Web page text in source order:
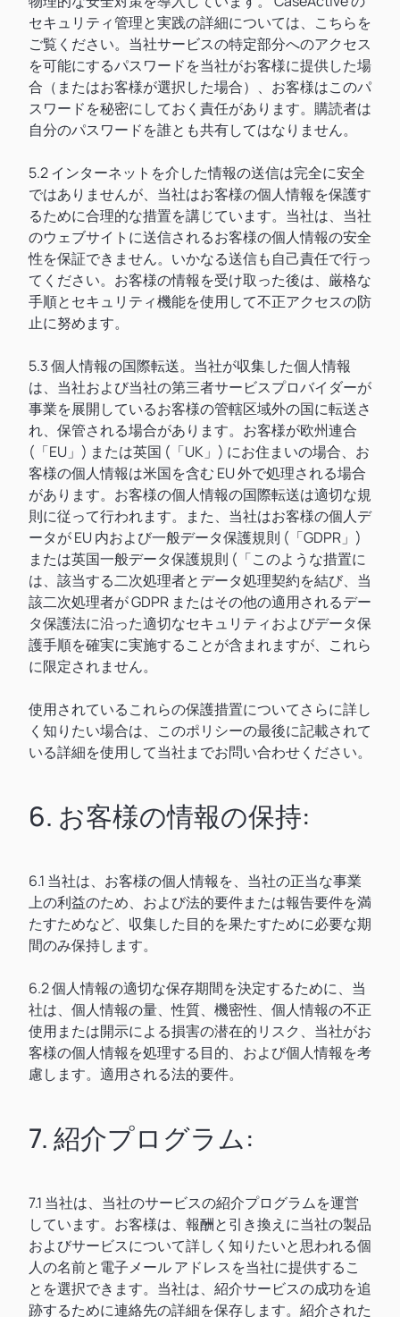
セキュリティ管理と実践の詳細については、こちらを
ご覧ください。当社サービスの特定部分へのアクセス
を可能にするパスワードを当社がお客様に提供した場
合（またはお客様が選択した場合）、お客様はこのパ
スワードを秘密にしておく責任があります。購読者は
自分のパスワードを誰とも共有してはなりません。
5.2 インターネットを介した情報の送信は完全に安全
ではありませんが、当社はお客様の個人情報を保護す
るために合理的な措置を講じています。当社は、当社
のウェブサイトに送信されるお客様の個人情報の安全
性を保証できません。いかなる送信も自己責任で行っ
てください。お客様の情報を受け取った後は、厳格な
手順とセキュリティ機能を使用して不正アクセスの防
止に努めます。
5.3 個人情報の国際転送。当社が収集した個人情報
は、当社および当社の第三者サービスプロバイダーが
事業を展開しているお客様の管轄区域外の国に転送さ
れ、保管される場合があります。お客様が欧州連合
(「EU」) または英国 (「UK」) にお住まいの場合、お
客様の個人情報は米国を含む EU 外で処理される場合
があります。お客様の個人情報の国際転送は適切な規
則に従って行われます。また、当社はお客様の個人デ
ータが EU 内および一般データ保護規則 (「GDPR」)
または英国一般データ保護規則 (「このような措置に
は、該当する二次処理者とデータ処理契約を結び、当
該二次処理者が GDPR またはその他の適用されるデー
タ保護法に沿った適切なセキュリティおよびデータ保
護手順を確実に実施することが含まれますが、これら
に限定されません。
使用されているこれらの保護措置についてさらに詳し
く知りたい場合は、このポリシーの最後に記載されて
いる詳細を使用して当社までお問い合わせください。
6. お客様の情報の保持:
6.1 当社は、お客様の個人情報を、当社の正当な事業
上の利益のため、および法的要件または報告要件を満
たすためなど、収集した目的を果たすために必要な期
間のみ保持します。
6.2 個人情報の適切な保存期間を決定するために、当
社は、個人情報の量、性質、機密性、個人情報の不正
使用または開示による損害の潜在的リスク、当社がお
客様の個人情報を処理する目的、および個人情報を考
慮します。適用される法的要件。
7. 紹介プログラム:
7.1 当社は、当社のサービスの紹介プログラムを運営
しています。お客様は、報酬と引き換えに当社の製品
およびサービスについて詳しく知りたいと思われる個
人の名前と電子メール アドレスを当社に提供するこ
とを選択できます。当社は、紹介サービスの成功を追
跡するために連絡先の詳細を保存します。紹介された